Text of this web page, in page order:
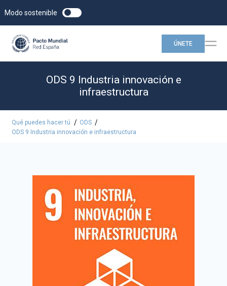
Modo sostenible
ÚNETE
ODS 9 Industria innovación e
infraestructura
Qué puedes hacer tú / ODS /
ODS 9 Industria innovación e infraestructura